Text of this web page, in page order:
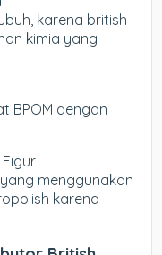
karena british
kimia yang
BPOM dengan
menggunakan
karena